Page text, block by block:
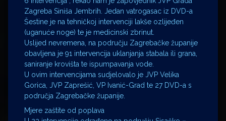
Zagreba Siniša Jembrih. Jedan vatrogasac iz DVD-a
Šestine je na tehničkoj intervenciji lakše ozlijeđen
(uganuće noge) te je medicinski zbrinut.
Uslijed nevremena, na području Zagrebačke županije
obavljena je 91 intervencija uklanjanja stabala ili grana,
saniranje krovišta te ispumpavanja vode.
U ovim intervencijama sudjelovalo je JVP Velika
Gorica, JVP Zaprešić, VP Ivanić-Grad te 27 DVD-a s
područja Zagrebačke županije.
Mjere zaštite od poplava